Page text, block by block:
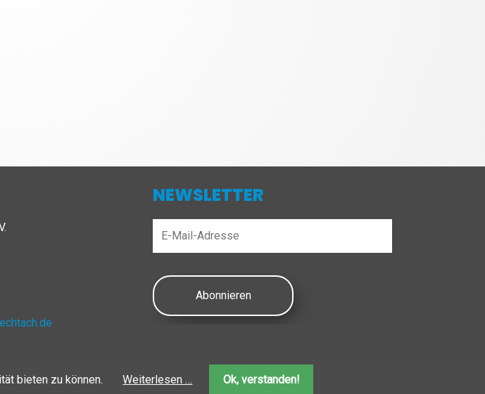
bieten zu können. Weiterlesen … Ok, verstanden!
NEWSLETTER
Abonnieren